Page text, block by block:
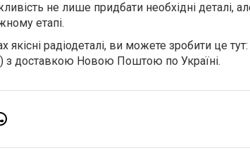
не лише придбати необхідні деталі,
етапі.
радіодеталі, ви можете зробити це тут:
з доставкою Новою Поштою по Україні.